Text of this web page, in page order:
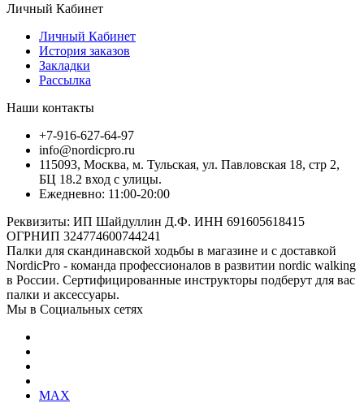
Личный Кабинет
Личный Кабинет
История заказов
Закладки
Рассылка
Наши контакты
+7-916-627-64-97
info@nordicpro.ru
115093, Москва, м. Тульская, ул. Павловская 18, стр 2,
БЦ 18.2 вход с улицы.
Ежедневно: 11:00-20:00
Реквизиты: ИП Шайдуллин Д.Ф. ИНН 691605618415
ОГРНИП 324774600744241
Палки для скандинавской ходьбы в магазине и с доставкой
NordicPro - команда профессионалов в развитии nordic walking
в России. Сертифицированные инструкторы подберут для вас
палки и аксессуары.
Мы в Социальных сетях
MAX